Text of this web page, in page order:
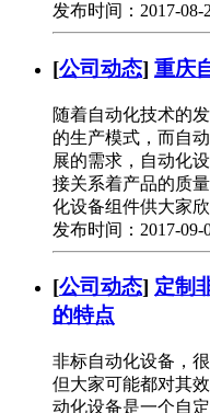
发布时间：2017-
[公司动态] 重庆
随着自动化技术的
的生产模式，而自
展的需求，自动化
接关系着产品的质
化设备组件供大家
发布时间：2017-
[公司动态] 定制
的特点
非标自动化设备，
但大家可能都对其
动化设备是一个自